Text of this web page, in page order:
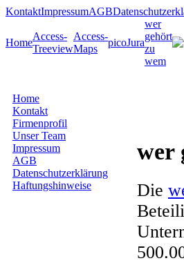
KontaktImpressumAGB
Home
Access-
Treeview
Access-
Maps
picoJura
wer
gehört
zu
wem
Home
Kontakt
Firmenprofil
Unser Team
Impressum
AGB
Datenschutzerklärung
Haftungshinweise
wer
Die